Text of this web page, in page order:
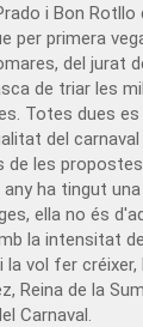
i Bon
per primera
del jurat
de triar les
Totes dues
del
de les
ha tingut
ella no és
la intensitat
vol fer
Reina de la
Carnaval.